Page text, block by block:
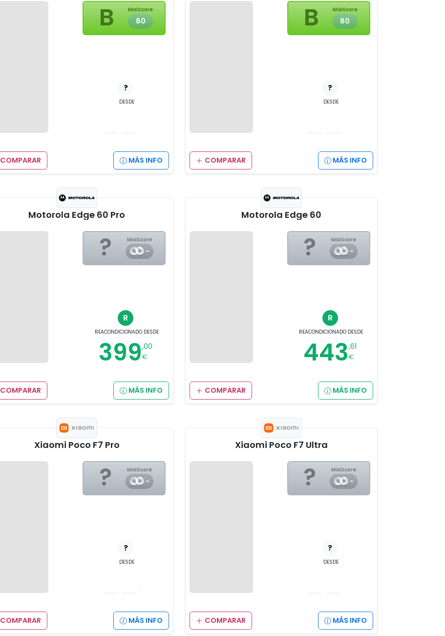
B MixiScore
80
?
DESDE
COMPARAR MÁS INFO
B MixiScore
80
?
DESDE
COMPARAR MÁS INFO
Motorola Edge 60 Pro
? MixiScore
-
R
REACONDICIONADODESDE
399,00
€
COMPARAR MÁS INFO
Motorola Edge 60
? MixiScore
-
R
REACONDICIONADO DESDE
443,61
€
COMPARAR MÁS INFO
Xiaomi Poco F7 Pro
? MixiScore
-
?
DESDE
COMPARAR MÁS INFO
Xiaomi Poco F7 Ultra
? MixiScore
-
?
DESDE
COMPARAR MÁS INFO